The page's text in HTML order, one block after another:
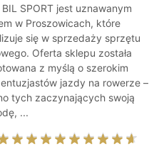
BIL SPORT jest uznawanym
w Proszowicach, które
się w sprzedaży sprzętu
Oferta sklepu została
z myślą o szerokim
jazdy na rowerze –
tych zaczynających swoją
...